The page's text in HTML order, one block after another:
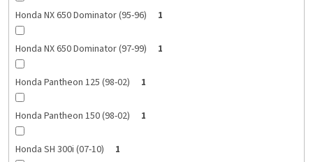
Honda NX 650 Dominator (95-96) 1
Honda NX 650 Dominator (97-99) 1
Honda Pantheon 125 (98-02) 1
Honda Pantheon 150 (98-02) 1
Honda SH 300i (07-10) 1